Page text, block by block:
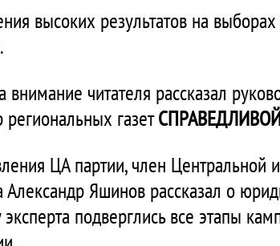
высоких результатов на
внимание читателя рассказал
газет
ЦА партии, член Центральной
Яшинов рассказал о
подверглись все этапы